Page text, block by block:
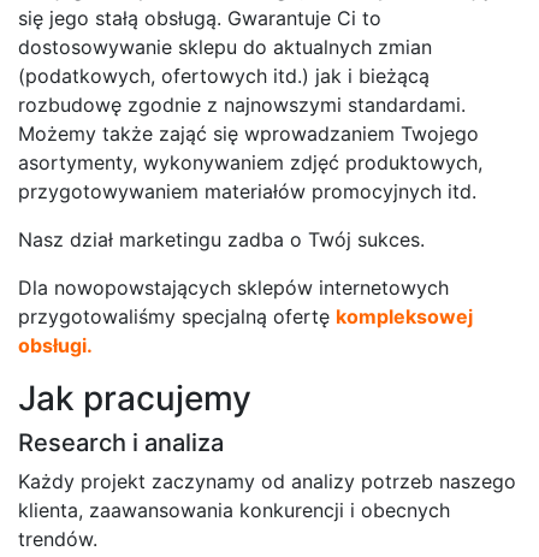
się jego stałą obsługą. Gwarantuje Ci to
dostosowywanie sklepu do aktualnych zmian
(podatkowych, ofertowych itd.) jak i bieżącą
rozbudowę zgodnie z najnowszymi standardami.
Możemy także zająć się wprowadzaniem Twojego
asortymenty, wykonywaniem zdjęć produktowych,
przygotowywaniem materiałów promocyjnych itd.
Nasz dział marketingu zadba o Twój sukces.
Dla nowopowstających sklepów internetowych
przygotowaliśmy specjalną ofertę kompleksowej
obsługi.
Jak pracujemy
Research i analiza
Każdy projekt zaczynamy od analizy potrzeb naszego
klienta, zaawansowania konkurencji i obecnych
trendów.